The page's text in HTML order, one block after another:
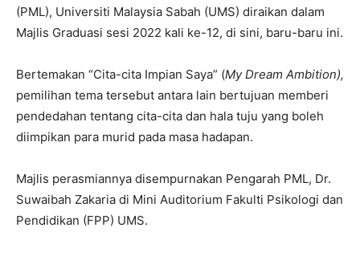
(PML), Universiti Malaysia Sabah (UMS) diraikan dalam
Majlis Graduasi sesi 2022 kali ke-12, di sini, baru-baru ini.
Bertemakan “Cita-cita Impian Saya” (My Dream Ambition),
pemilihan tema tersebut antara lain bertujuan memberi
pendedahan tentang cita-cita dan hala tuju yang boleh
diimpikan para murid pada masa hadapan.
Majlis perasmiannya disempurnakan Pengarah PML, Dr.
Suwaibah Zakaria di Mini Auditorium Fakulti Psikologi dan
Pendidikan (FPP) UMS.